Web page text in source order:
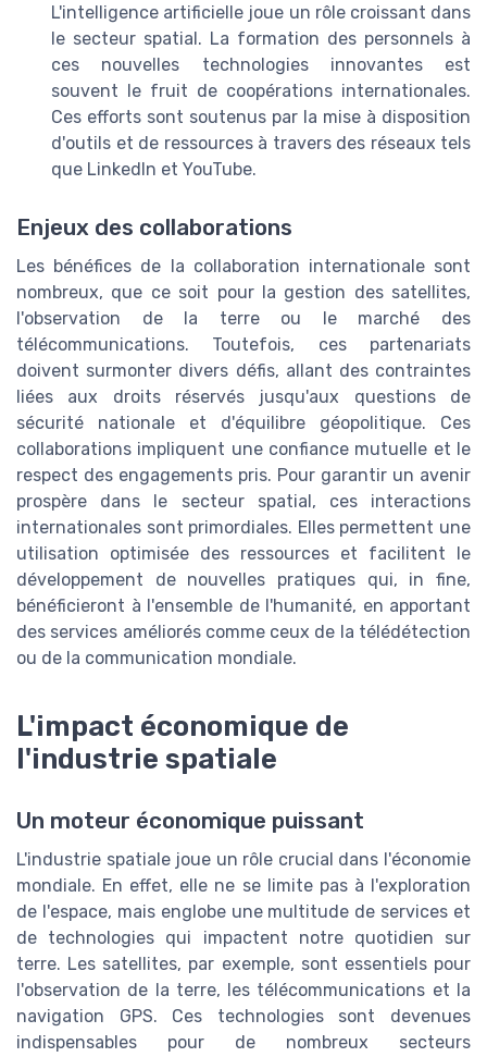
L'intelligence artificielle joue un rôle croissant dans
le secteur spatial. La formation des personnels à
ces nouvelles technologies innovantes est
souvent le fruit de coopérations internationales.
Ces efforts sont soutenus par la mise à disposition
d'outils et de ressources à travers des réseaux tels
que LinkedIn et YouTube.
Enjeux des collaborations
Les bénéfices de la collaboration internationale sont
nombreux, que ce soit pour la gestion des satellites,
l'observation de la terre ou le marché des
télécommunications. Toutefois, ces partenariats
doivent surmonter divers défis, allant des contraintes
liées aux droits réservés jusqu'aux questions de
sécurité nationale et d'équilibre géopolitique. Ces
collaborations impliquent une confiance mutuelle et le
respect des engagements pris. Pour garantir un avenir
prospère dans le secteur spatial, ces interactions
internationales sont primordiales. Elles permettent une
utilisation optimisée des ressources et facilitent le
développement de nouvelles pratiques qui, in fine,
bénéficieront à l'ensemble de l'humanité, en apportant
des services améliorés comme ceux de la télédétection
ou de la communication mondiale.
L'impact économique de
l'industrie spatiale
Un moteur économique puissant
L'industrie spatiale joue un rôle crucial dans l'économie
mondiale. En effet, elle ne se limite pas à l'exploration
de l'espace, mais englobe une multitude de services et
de technologies qui impactent notre quotidien sur
terre. Les satellites, par exemple, sont essentiels pour
l'observation de la terre, les télécommunications et la
navigation GPS. Ces technologies sont devenues
indispensables pour de nombreux secteurs